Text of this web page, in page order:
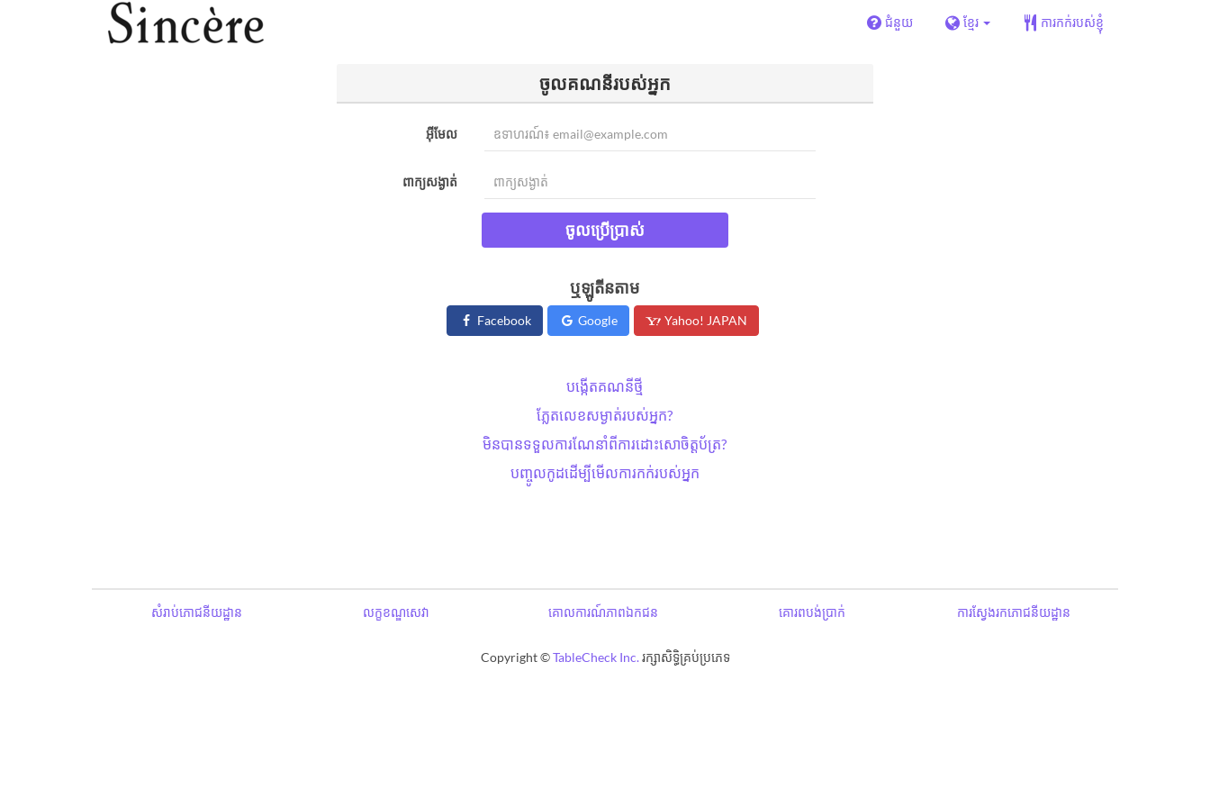
ជំនួយ ខ្មែរ ការកក់របស់ខ្ញុំ
ចូល​គណនីរបស់អ្នក​
អ៊ីមែល
ពាក្យសង្ងាត់
ចូលប្រើប្រាស់
ឬឡូតីនតាម
Facebook Google Yahoo! JAPAN
បង្កើតគណនីថ្មី
ភ្លែតលេខសម្ងាត់​របស់អ្នក?
មិនបានទទួលការណែនាំពីការដោះសោ​ចិត្តប័ត្រ?
បញ្ចូលកូដដើម្បីមើលការកក់របស់អ្នក
សំរាប់ភោជនីយដ្ឋាន លក្ខខណ្ឌសេវា គោលការណ៍ភាពឯកជន គោរពបង់ប្រាក់ ការស្វែងរកភោជនីយដ្ឋាន
Copyright ©TableCheck Inc.រក្សាសិទ្ធិគ្រប់ប្រភេទ